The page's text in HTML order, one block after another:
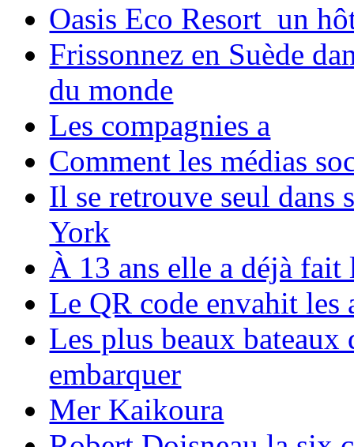
Oasis Eco Resort un
Frissonnez en Suède
du monde
Les compagnies a
Comment les médias
Il se retrouve seul dans
York
À 13 ans elle a déjà
Le QR code envahit les
Les plus beaux bateaux
embarquer
Mer Kaikoura